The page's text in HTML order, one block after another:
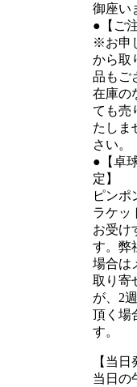
御座い
●【ご
※お申
から取
品もご
在庫の
ても売
たしま
さい。
●【卓
定】
ピンポ
ラケッ
お受け
す。弊
場合は
取り寄
が、2
頂く場
す。
【当日
当日の